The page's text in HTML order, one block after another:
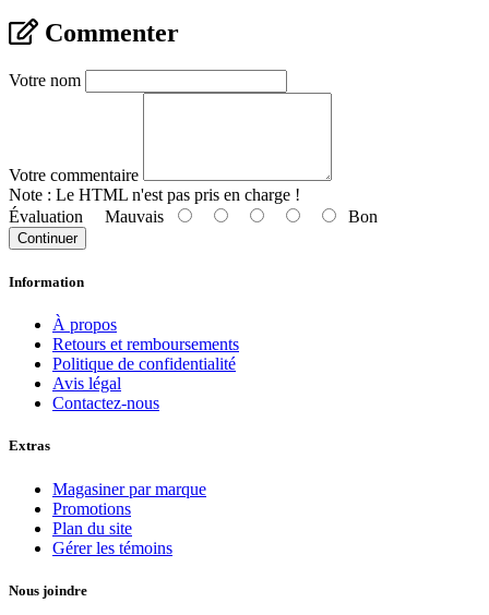
Commenter
Votre nom
Votre commentaire
Note : Le HTML n'est pas pris en charge !
Évaluation Mauvais Bon
Continuer
Information
À propos
Retours et remboursements
Politique de confidentialité
Avis légal
Contactez-nous
Extras
Magasiner par marque
Promotions
Plan du site
Gérer les témoins
Nous joindre